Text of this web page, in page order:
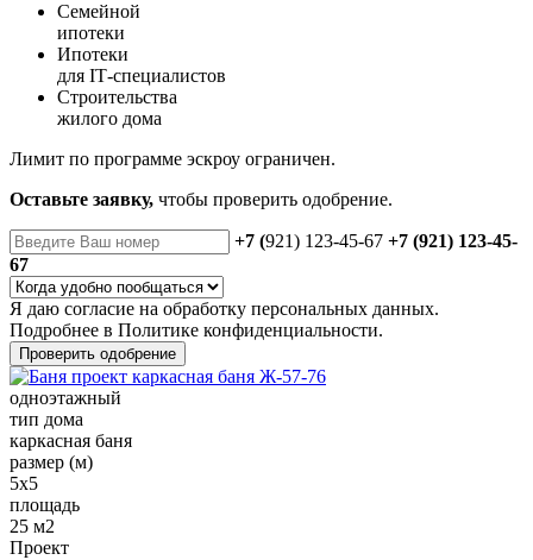
Семейной
ипотеки
Ипотеки
для IT‑специалистов
Строительства
жилого дома
Лимит по программе эскроу ограничен.
Оставьте заявку, чтобы проверить одобрение.
+7 (921) 123-45-67 +7 (921) 123-45-
67
Я даю согласие на обработку персональных данных.
Подробнее в Политике конфиденциальности.
Проверить одобрение
одноэтажный
тип дома
каркасная баня
размер (м)
5x5
площадь
25 м2
Проект